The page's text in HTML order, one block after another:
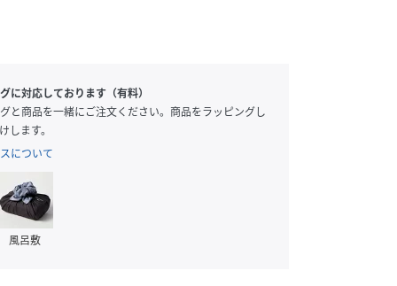
に対応しております（有料）
と商品を一緒にご注文ください。商品をラッピングし
します。
について
風呂敷